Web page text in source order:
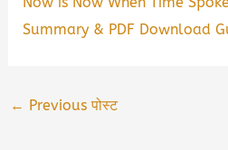
Summary & PDF Download
← Previous पोस्ट